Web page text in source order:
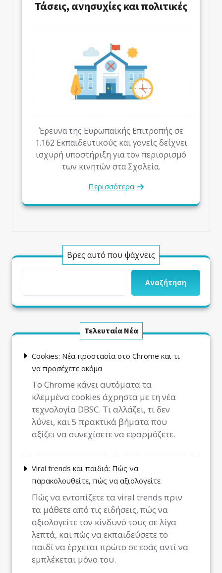
Τάσεις, ανησυχίες και πολιτικές
Έρευνα της Ευρωπαϊκής Επιτροπής σε
1.162 Εκπαιδευτικούς και γονείς δείχνει
ισχυρή υποστήριξη για τον περιορισμό
των κινητών στα Σχολεία.
Περισσότερα
Βρες αυτό που ψάχνεις
Αναζήτηση
Τελευταία Νέα
Cookies: Νέα προστασία στο Chrome και τι
να προσέχετε ακόμα
Το Chrome κάνει αυτόματα τα
κλεμμένα cookies άχρηστα με τη νέα
τεχνολογία DBSC. Τι αλλάζει, τι δεν
λύνει, και 5 πρακτικά βήματα που
αξίζει να συνεχίσετε να εφαρμόζετε.
Viral trends και παιδιά: Πώς να
παρακολουθείτε, πώς να αξιολογείτε
Πώς να εντοπίζετε τα viral trends πριν
τα μάθετε από τις ειδήσεις, πώς να
αξιολογείτε τον κίνδυνό τους σε λίγα
λεπτά, και πώς να εκπαιδεύσετε το
παιδί να έρχεται πρώτο σε εσάς αντί να
εμπλέκεται μόνο του.